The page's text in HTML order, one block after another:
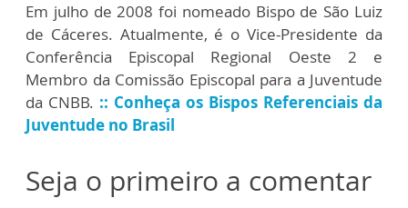
Em julho de 2008 foi nomeado Bispo de São Luiz
de Cáceres. Atualmente, é o Vice-Presidente da
Conferência Episcopal Regional Oeste 2 e
Membro da Comissão Episcopal para a Juventude
da CNBB. :: Conheça os Bispos Referenciais da
Juventude no Brasil
Seja o primeiro a comentar